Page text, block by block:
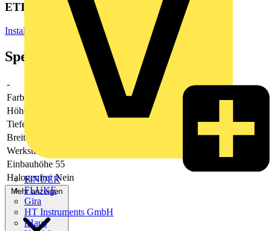
FINDER
FLUKE
Gira
HT Instruments GmbH
iHaus
ETIM Group
Installationsschalterprogramme/Steckvorrichtungen
Spezifikationen
-
Farbe
Höhe
Tiefe
Breite
Werkstoff
Einbauhöhe 55
Halogenfrei Nein
Mehr anzeigen